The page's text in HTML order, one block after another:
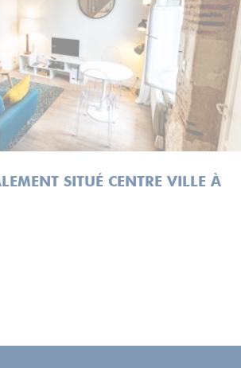
SITUÉ CENTRE VILLE À